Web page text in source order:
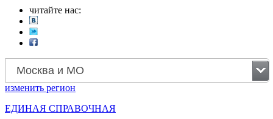
читайте нас:
Москва и МО
изменить регион
ЕДИНАЯ СПРАВОЧНАЯ